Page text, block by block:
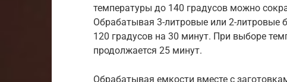
температуры до 140 градусов можно
Обрабатывая 3-литровые или 2-литровые
120 градусов на 30 минут. При выборе
продолжается 25 минут.
Обрабатывая емкости вместе с